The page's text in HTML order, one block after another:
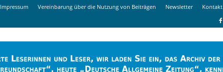
Impressum Vereinbarung über die Nutzung von Beiträgen Newsletter Kontakt